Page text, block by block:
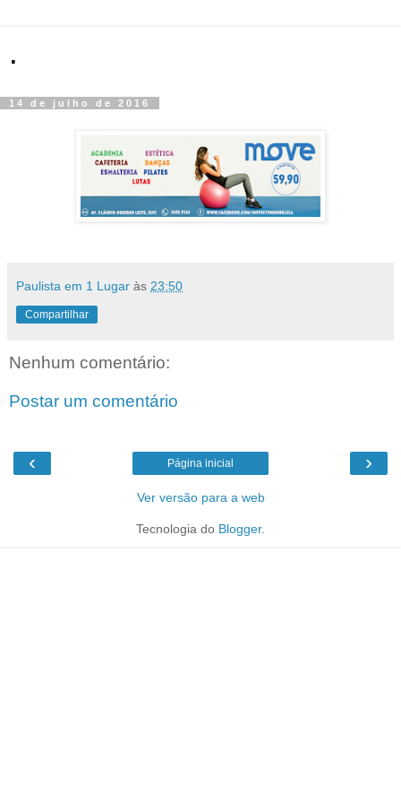
.
14 de julho de 2016
Paulista em 1 Lugar às 23:50
Compartilhar
Nenhum comentário:
Postar um comentário
‹ ›
Página inicial
Ver versão para a web
Tecnologia do Blogger.